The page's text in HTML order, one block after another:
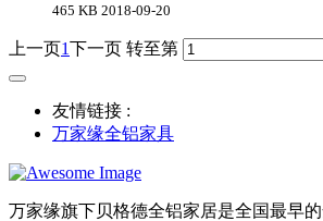
465 KB 2018-09-20
上一页1下一页 转至第
友情链接 :
万家缘全铝家具
万家缘旗下贝格德全铝家居是全国最早